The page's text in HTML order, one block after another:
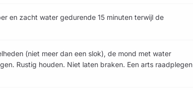
en zacht water gedurende 15 minuten terwijl de
(niet meer dan een slok), de mond met water
Rustig houden. Niet laten braken. Een arts raadplegen